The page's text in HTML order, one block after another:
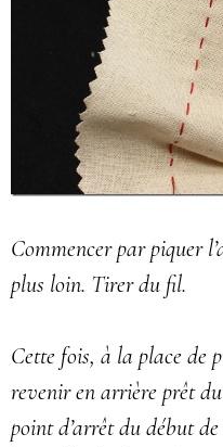
Commencer par piquer
plus loin. Tirer du fil.
Cette fois, à la place de
revenir en arrière prêt
point d’arrêt du début